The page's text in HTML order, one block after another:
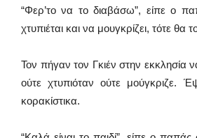
“Φερ’το να το διαβάσω”, είπε ο
χτυπιέται και να μουγκρίζει, τότε θα
Τον πήγαν τον Γκιέν στην εκκλησία
ούτε χτυπιόταν ούτε μούγκριζε.
κορακίστικα.